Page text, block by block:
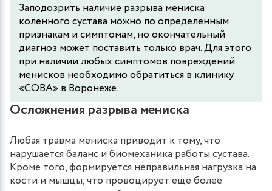
Заподозрить наличие разрыва мениска
коленного сустава можно по определенным
признакам и симптомам, но окончательный
диагноз может поставить только врач. Для этого
при наличии любых симптомов повреждений
менисков необходимо обратиться в клинику
«СОВА» в Воронеже.
Осложнения разрыва мениска
Любая травма мениска приводит к тому, что
нарушается баланс и биомеханика работы сустава.
Кроме того, формируется неправильная нагрузка на
кости и мышцы, что провоцирует еще более